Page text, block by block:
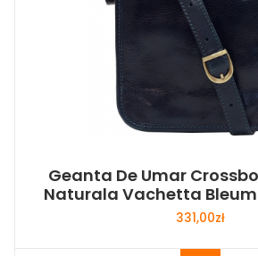
Geanta De Umar
Naturala Vachetta
331,00zł